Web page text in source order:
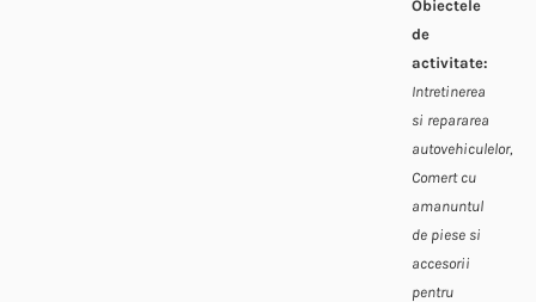
Obiectele
de
activitate:
Intretinerea
si repararea
autovehiculelor,
Comert cu
amanuntul
de piese si
accesorii
pentru